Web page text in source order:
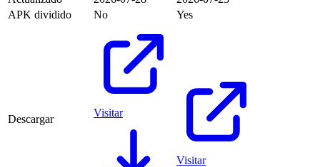
APK dividido
No Yes
Descargar
Visitar
Visitar